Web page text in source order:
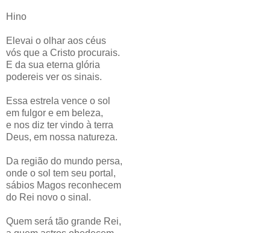
Hino
Elevai o olhar aos céus
vós que a Cristo procurais.
E da sua eterna glória
podereis ver os sinais.
Essa estrela vence o sol
em fulgor e em beleza,
e nos diz ter vindo à terra
Deus, em nossa natureza.
Da região do mundo persa,
onde o sol tem seu portal,
sábios Magos reconhecem
do Rei novo o sinal.
Quem será tão grande Rei,